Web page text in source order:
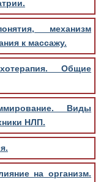
механизм
к массажу.
Общие
Виды
НЛП.
на организм.